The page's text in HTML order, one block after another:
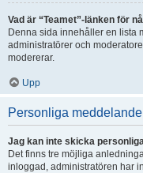
Vad är “Teamet”-länken för
Denna sida innehåller en lista
administratörer och
modererar.
Upp
Personliga
Jag kan inte skicka
Det finns tre möjliga
inloggad, administratören har